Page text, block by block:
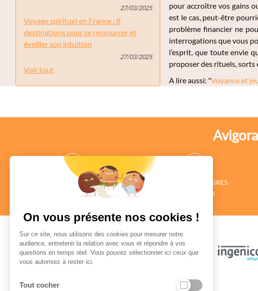
27/03/2025
Voyage spirituel en France : 8
destinations pour se ressourcer et
éveiller son intuition
27/03/2025
Voir tout
pour accroître vos gains
est le cas, peut-être
problème financier ne
interrogations que vous
l’esprit, que toute envie
proposer des rituels,
A lire aussi: "Voyance et
des CONSEILLERS
au profil vérifié
des COMMENTAIRES
Authentiques
Paiement sécurisé
On vous présente nos cookies !
Sur ce site, nous utilisons des cookies pour mesurer notre
audience, entretenir la relation avec vous et répondre à vos
questions en temps réel. Vous pouvez sélectionner ici ceux que
vous autorisez à rester ici.
Tout cocher